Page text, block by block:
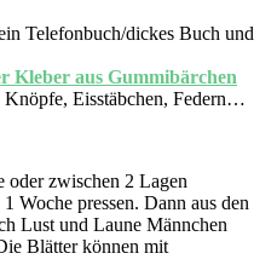
Telefonbuch/dickes Buch und
Kleber aus Gummibärchen
Eisstäbchen, Federn…
oder zwischen 2 Lagen
Woche pressen. Dann aus den
Lust und Laune Männchen
Blätter können mit